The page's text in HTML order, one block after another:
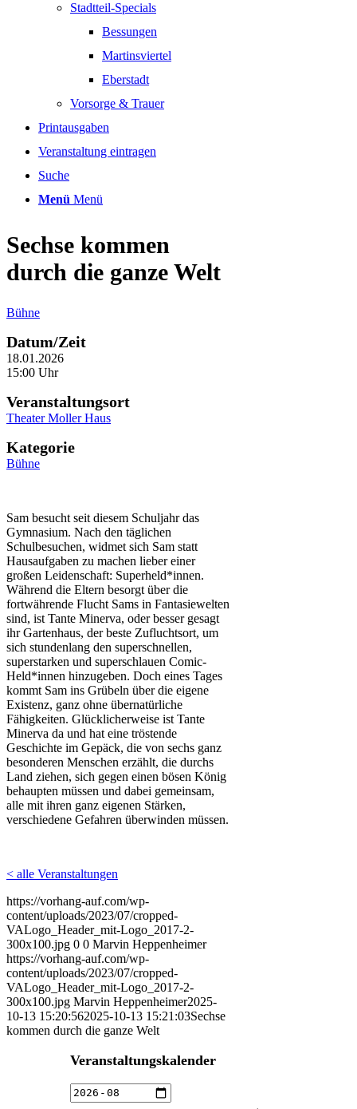
Stadtteil-Specials
Bessungen
Martinsviertel
Eberstadt
Vorsorge & Trauer
Printausgaben
Veranstaltung eintragen
Suche
Menü Menü
Sechse kommen
durch die ganze Welt
Bühne
Datum/Zeit
18.01.2026
15:00 Uhr
Veranstaltungsort
Theater Moller Haus
Kategorie
Bühne
Sam besucht seit diesem Schuljahr das
Gymnasium. Nach den täglichen
Schulbesuchen, widmet sich Sam statt
Hausaufgaben zu machen lieber einer
großen Leidenschaft: Superheld*innen.
Während die Eltern besorgt über die
fortwährende Flucht Sams in Fantasiewelten
sind, ist Tante Minerva, oder besser gesagt
ihr Gartenhaus, der beste Zufluchtsort, um
sich stundenlang den superschnellen,
superstarken und superschlauen Comic-
Held*innen hinzugeben. Doch eines Tages
kommt Sam ins Grübeln über die eigene
Existenz, ganz ohne übernatürliche
Fähigkeiten. Glücklicherweise ist Tante
Minerva da und hat eine tröstende
Geschichte im Gepäck, die von sechs ganz
besonderen Menschen erzählt, die durchs
Land ziehen, sich gegen einen bösen König
behaupten müssen und dabei gemeinsam,
alle mit ihren ganz eigenen Stärken,
verschiedene Gefahren überwinden müssen.
< alle Veranstaltungen
https://vorhang-auf.com/wp-
content/uploads/2023/07/cropped-
VALogo_Header_mit-Logo_2017-2-
300x100.jpg 0 0 Marvin Heppenheimer
https://vorhang-auf.com/wp-
content/uploads/2023/07/cropped-
VALogo_Header_mit-Logo_2017-2-
300x100.jpg Marvin Heppenheimer2025-
10-13 15:20:562025-10-13 15:21:03Sechse
kommen durch die ganze Welt
Veranstaltungskalender